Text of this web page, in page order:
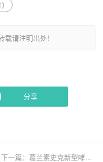
)
载请注明出处！
分享
下一篇： 葛兰素史克新型哮喘和慢阻肺药物万瑞舒在华上市